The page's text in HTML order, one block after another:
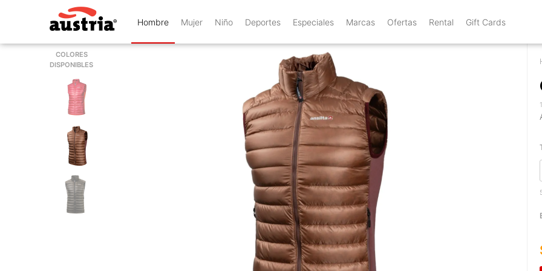
Hombre Mujer Niño Deportes Especiales Marcas Ofertas Rental Gift Cards
COLORES
DISPONIBLES